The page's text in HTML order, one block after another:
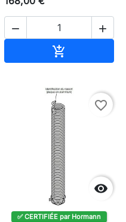
 


favorite_border
✅ CERTIFIÉE par Hormann